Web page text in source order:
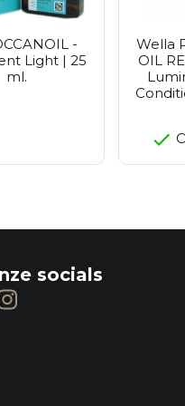
-
Light | 25
ml.
Wella
OIL
socials